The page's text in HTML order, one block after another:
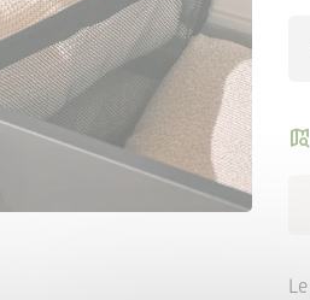
map_search